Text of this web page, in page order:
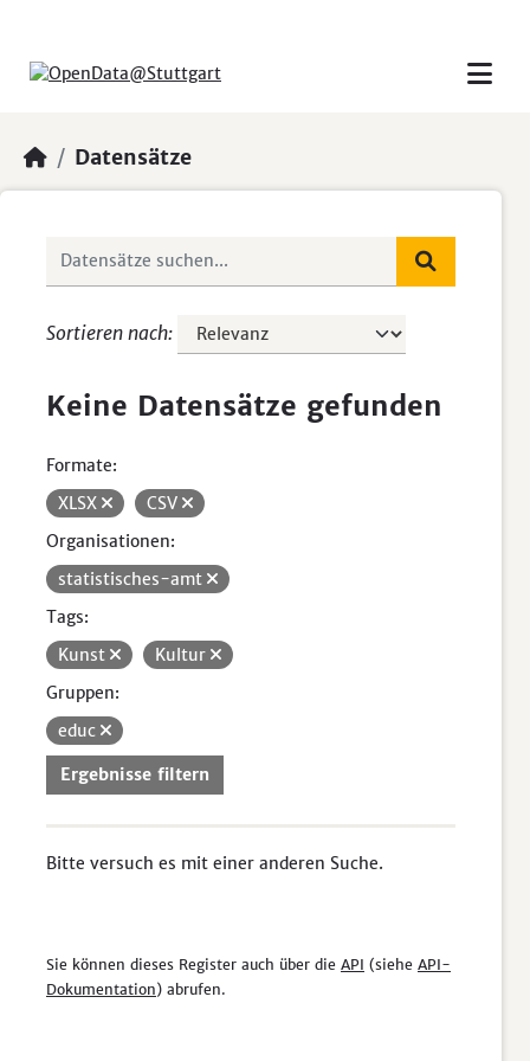
Datensätze
Sortieren nach
Keine Datensätze gefunden
Formate:
XLSX
CSV
Organisationen:
statistisches-amt
Tags:
Kunst
Kultur
Gruppen:
educ
Ergebnisse filtern
Bitte versuch es mit einer anderen Suche.
Sie können dieses Register auch über die API (siehe API-
Dokumentation) abrufen.